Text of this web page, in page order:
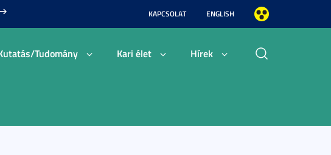
KAPCSOLAT ENGLISH
Tudomány Kari élet Hírek